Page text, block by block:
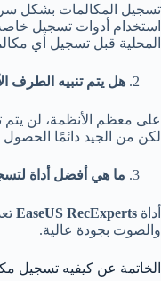
تسجيل المكالمات بشكل
استخدام أدوات تسجيل
المحلية قبل تسجيل أي
هل يتم تنبيه الطرف
على معظم الأنظمة، لن يتم
لكن من الجيد دائمًا
ما هي أفضل أداة
أداة EaseUS RecExperts
والصوت بجودة عالية.
الخاتمة عن كيفيه تسجيل